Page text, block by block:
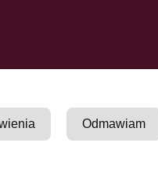
Odmawiam